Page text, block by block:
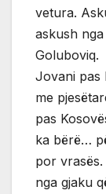
vetura.
askush
Goluboviq.
Jovani pas
me
pas
ka bërë…
por
nga gjaku